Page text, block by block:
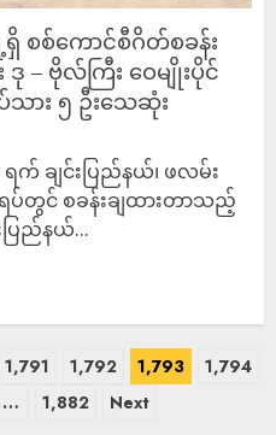
ရှိ စစ်ကောင်စီဂိတ်စခန်း
– ဗိုလ်ကြီး ဝေမျိုးပိုင်
ား ၅ ဦးသေဆုံး
ချင်းပြည်နယ်၊ ဖလမ်း
ရပ်တွင် စခန်းချထားတာသည့်
ြည်နယ်...
1,791 1,792 1,793
1,794
… 1,882 Next